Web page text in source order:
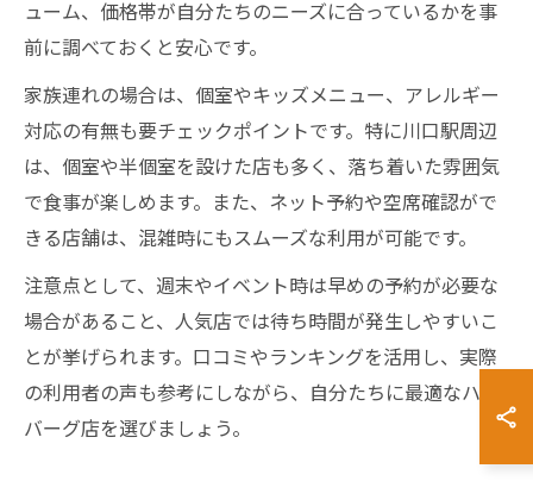
ューム、価格帯が自分たちのニーズに合っているかを事
前に調べておくと安心です。
家族連れの場合は、個室やキッズメニュー、アレルギー
対応の有無も要チェックポイントです。特に川口駅周辺
は、個室や半個室を設けた店も多く、落ち着いた雰囲気
で食事が楽しめます。また、ネット予約や空席確認がで
きる店舗は、混雑時にもスムーズな利用が可能です。
注意点として、週末やイベント時は早めの予約が必要な
場合があること、人気店では待ち時間が発生しやすいこ
とが挙げられます。口コミやランキングを活用し、実際
の利用者の声も参考にしながら、自分たちに最適なハン
バーグ店を選びましょう。